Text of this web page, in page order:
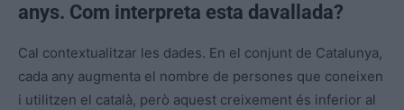
anys. Com interpreta esta davallada?
Cal contextualitzar les dades. En el conjunt de Catalunya,
cada any augmenta el nombre de persones que coneixen
i utilitzen el català, però aquest creixement és inferior al